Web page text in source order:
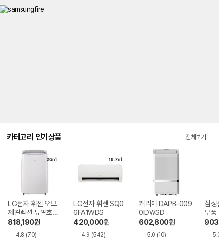
치
비
카테고리 인기상품 전체보기
LG전자 휘센 오브
제컬렉션 듀얼호스
PQ08FDWBS
818,190원
4.8 (70)
LG전자 휘센 SQ0
6FA1WDS
420,000원
4.9 (542)
캐리어 DAPB-009
0IDWSD
602,800원
5.0 (10)
삼성
무풍